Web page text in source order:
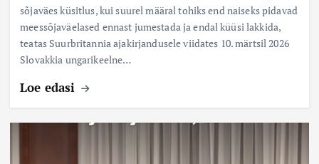
sõjaväes küsitlus, kui suurel määral tohiks end naiseks pidavad
meessõjaväelased ennast jumestada ja endal küüsi lakkida,
teatas Suurbritannia ajakirjandusele viidates 10. märtsil 2026
Slovakkia ungarikeelne…
Loe edasi